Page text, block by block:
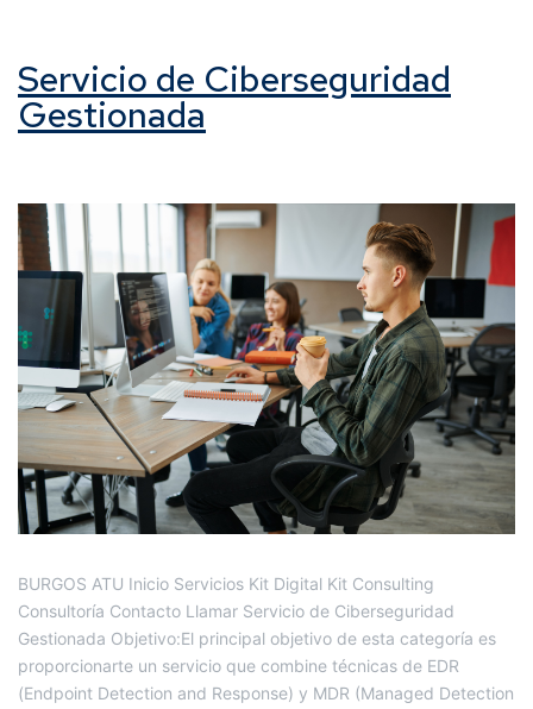
Servicio de Ciberseguridad
Gestionada
BURGOS ATU Inicio Servicios Kit Digital Kit Consulting
Consultoría Contacto Llamar Servicio de Ciberseguridad
Gestionada Objetivo:El principal objetivo de esta categoría es
proporcionarte un servicio que combine técnicas de EDR
(Endpoint Detection and Response) y MDR (Managed Detection